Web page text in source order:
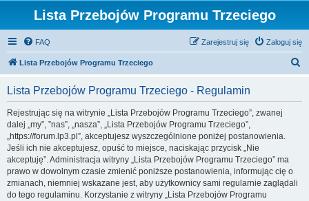
Lista Przebojów Programu Trzeciego
FAQ Zaloguj się
Zarejestruj się
Lista Przebojów Programu Trzeciego
Lista Przebojów Programu Trzeciego - Regulamin
Rejestrując się na witrynie „Lista Przebojów Programu Trzeciego”, zwanej
dalej „my”, ”nas”, „nasza”, „Lista Przebojów Programu Trzeciego”,
„https://forum.lp3.pl”, akceptujesz wyszczególnione poniżej postanowienia.
Jeśli ich nie akceptujesz, opuść to miejsce, naciskając przycisk „Nie
akceptuję”. Administracja witryny „Lista Przebojów Programu Trzeciego” ma
prawo w dowolnym czasie zmienić poniższe postanowienia, informując cię o
zmianach, niemniej wskazane jest, aby użytkownicy sami regularnie zaglądali
do tego regulaminu. Korzystanie z witryny „Lista Przebojów Programu